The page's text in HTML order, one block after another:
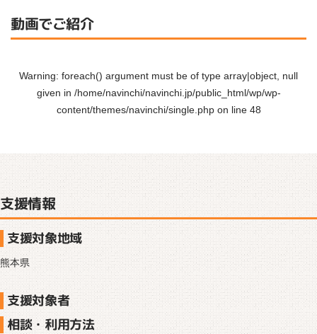
動画でご紹介
Warning: foreach() argument must be of type array|object, null
given in /home/navinchi/navinchi.jp/public_html/wp/wp-
content/themes/navinchi/single.phpon line 48
支援情報
支援対象地域
熊本県
支援対象者
相談・利用方法